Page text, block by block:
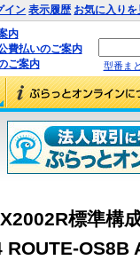
イン 表示履歴 お気に入りを
内
費払いのご案内
ご案内
型番ま
標準構